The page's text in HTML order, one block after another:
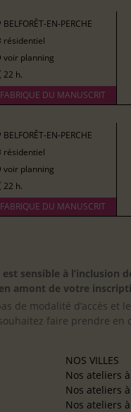
BELFORÊT-EN-PERCHE
résidentiel
voir planning
22 h.
FABRIQUE DU MANUSCRIT
BELFORÊT-EN-PERCHE
résidentiel
voir planning
22 h.
FABRIQUE DU MANUSCRIT
est sensible à
amont de votre
de modalité d’accès
faire prendre
NOS VILLES
Nos ateliers
Nos ateliers
Nos ateliers